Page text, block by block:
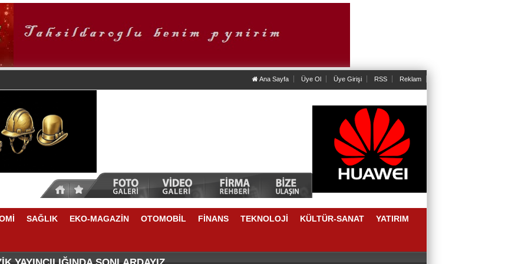
Ana Sayfa Üye Ol Üye Girişi RSS Reklam
SAĞLIK EKO-MAGAZİN OTOMOBİL FİNANS TEKNOLOJİ KÜLTÜR-SANAT YATIRIM
ANKARA'DA
ISTANBUL’DAN HAYVAN DOSTLARINA ÖZEL YAKLAŞIM